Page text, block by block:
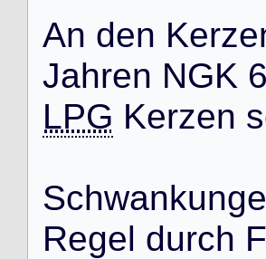
An den Kerze
Jahren NGK 6
LPG Kerzen s
Schwankunge
Regel durch F